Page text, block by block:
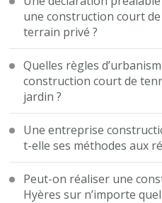
une construction court
terrain privé ?
Quelles règles
construction court de
jardin ?
Une entreprise
t-elle ses méthodes aux
Peut-on réaliser une
Hyères sur n’importe